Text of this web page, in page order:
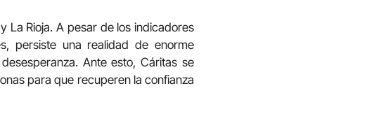
La Rioja. A pesar de los indicadores
persiste una realidad de enorme
Ante esto, Cáritas se
para que recuperen la confianza